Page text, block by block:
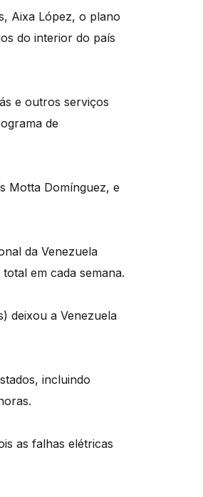
Aixa López, o plano
do interior do país
e outros serviços
de
Motta Domínguez, e
da Venezuela
em cada semana.
deixou a Venezuela
incluindo
as falhas elétricas